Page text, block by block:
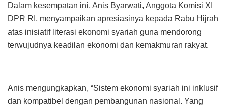
Dalam kesempatan ini, Anis Byarwati, Anggota Komisi XI
DPR RI, menyampaikan apresiasinya kepada Rabu Hijrah
atas inisiatif literasi ekonomi syariah guna mendorong
terwujudnya keadilan ekonomi dan kemakmuran rakyat.
Anis mengungkapkan, “Sistem ekonomi syariah ini inklusif
dan kompatibel dengan pembangunan nasional. Yang